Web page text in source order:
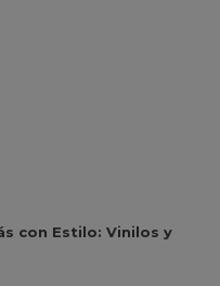
con Estilo: Vinilos y